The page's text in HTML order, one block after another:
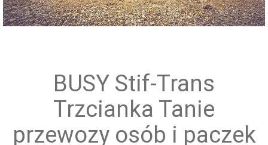
Przewóz grup zorganizowanych
BUSY Stif-Trans
Trzcianka Tanie
przewozy osób i paczek